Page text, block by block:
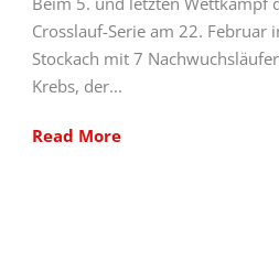
Crosslauf-Serie am 22. Februar
Stockach mit 7
Krebs, der...
Read More